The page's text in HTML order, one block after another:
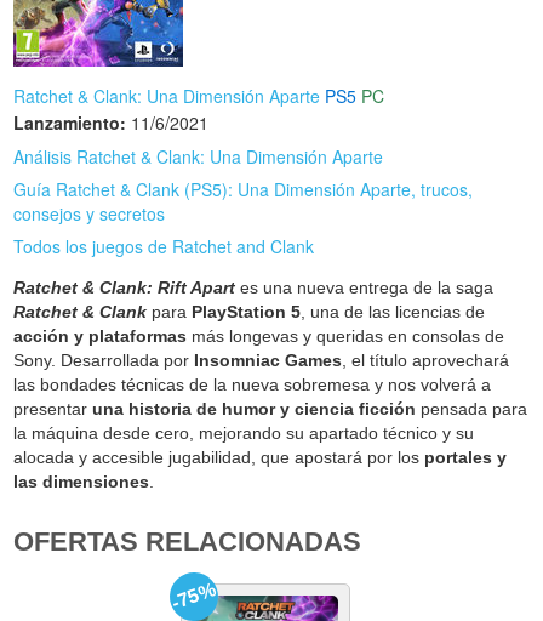
Ratchet & Clank: Una Dimensión Aparte PS5 PC
Lanzamiento: 11/6/2021
Análisis Ratchet & Clank: Una Dimensión Aparte
Guía Ratchet & Clank (PS5): Una Dimensión Aparte, trucos,
consejos y secretos
Todos los juegos de Ratchet and Clank
Ratchet & Clank: Rift Apart es una nueva entrega de la saga
Ratchet & Clank para PlayStation 5 , una de las licencias de
acción y plataformas más longevas y queridas en consolas de
Sony. Desarrollada por Insomniac Games , el título aprovechará
las bondades técnicas de la nueva sobremesa y nos volverá a
presentaruna historia de humor y ciencia ficción pensada para
la máquina desde cero, mejorando su apartado técnico y su
alocada y accesible jugabilidad, que apostará por los portales y
las dimensiones
OFERTAS RELACIONADAS
-75%